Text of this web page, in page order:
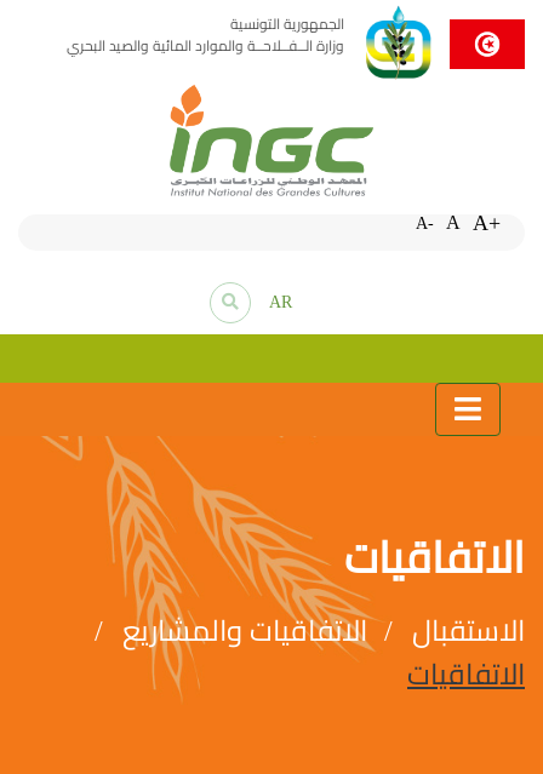
الجمهورية التونسية
وزارة الــفــلاحــة والموارد المائية والصيد البحري
A- A A+
AR
الاتفاقيات
الاستقبال
الاتفاقيات والمشاريع
الاتفاقيات